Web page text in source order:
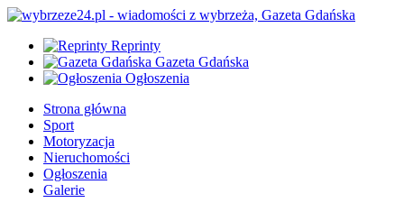
Reprinty
Gazeta Gdańska
Ogłoszenia
Strona główna
Sport
Motoryzacja
Nieruchomości
Ogłoszenia
Galerie